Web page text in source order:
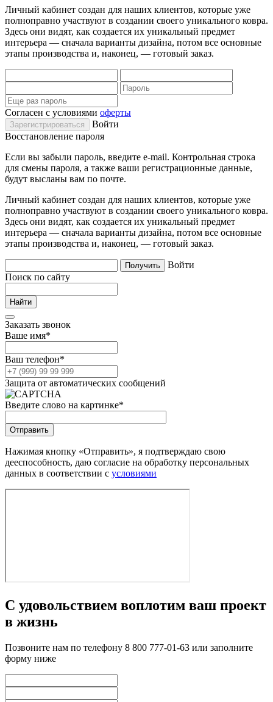
Личный кабинет создан для наших клиентов, которые уже
полноправно участвуют в создании своего уникального ковра.
Здесь они видят, как создается их уникальный предмет
интерьера — сначала варианты дизайна, потом все основные
этапы производства и, наконец, — готовый заказ.
Согласен с условиями оферты
Войти
Восстановление пароля
Если вы забыли пароль, введите e-mail. Контрольная строка
для смены пароля, а также ваши регистрационные данные,
будут высланы вам по почте.
Личный кабинет создан для наших клиентов, которые уже
полноправно участвуют в создании своего уникального ковра.
Здесь они видят, как создается их уникальный предмет
интерьера — сначала варианты дизайна, потом все основные
этапы производства и, наконец, — готовый заказ.
Войти
Поиск по сайту
Заказать звонок
Ваше имя*
Ваш телефон*
Защита от автоматических сообщений
Введите слово на картинке*
Нажимая кнопку «Отправить», я подтверждаю свою
дееспособность, даю согласие на обработку персональных
данных в соответствии с условиями
С удовольствием воплотим ваш проект
в жизнь
Позвоните нам по телефону 8 800 777-01-63 или заполните
форму ниже